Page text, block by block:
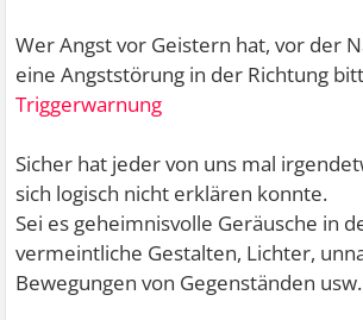
Wer Angst vor Geistern hat, vor der
eine Angststörung in der Richtung
Triggerwarnung
Sicher hat jeder von uns mal
sich logisch nicht erklären konnte.
Sei es geheimnisvolle Geräusche in
vermeintliche Gestalten, Lichter,
Bewegungen von Gegenständen usw.